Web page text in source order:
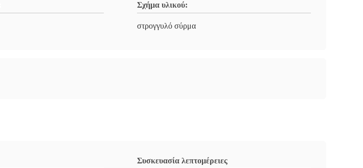
Σχήμα υλικού:
στρογγυλό σύρμα
Συσκευασία λεπτομέρειες